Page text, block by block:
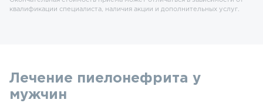
квалификации специалиста, наличия акции и дополнительных услуг.
Лечение пиелонефрита у
мужчин